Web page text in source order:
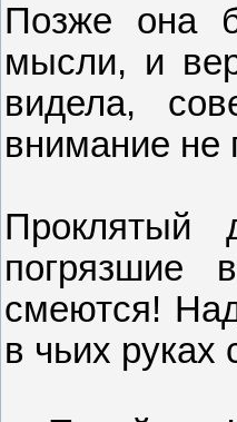
Позже она
мысли, и
видела,
внимание не
Проклятый
погрязшие
смеются!
в чьих руках